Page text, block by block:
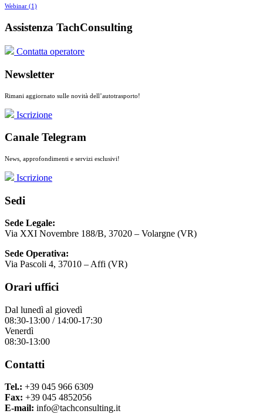
Webinar (1)
Assistenza TachConsulting
Contatta operatore
Newsletter
Rimani aggiornato sulle novità dell’autotrasporto!
Iscrizione
Canale Telegram
News, approfondimenti e servizi esclusivi!
Iscrizione
Sedi
Sede Legale:
Via XXI Novembre 188/B, 37020 – Volargne (VR)
Sede Operativa:
Via Pascoli 4, 37010 – Affi (VR)
Orari uffici
Dal lunedì al giovedì
08:30-13:00 / 14:00-17:30
Venerdì
08:30-13:00
Contatti
Tel.: +39 045 966 6309
Fax: +39 045 4852056
E-mail: info@tachconsulting.it